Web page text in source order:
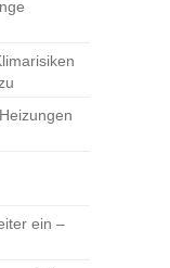
ein –